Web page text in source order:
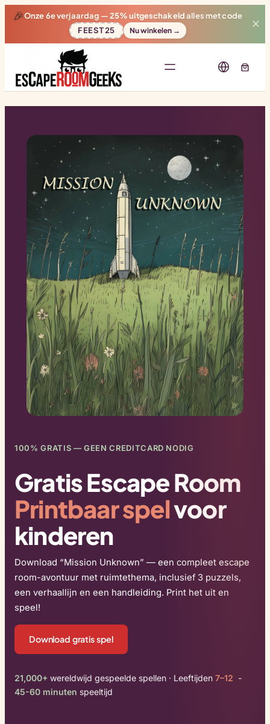
🎉Onze 6e verjaardag —25% uitgeschakeldalles met code
FEEST25
Nu winkelen →
✕
100% GRATIS — GEEN CREDITCARD NODIG
Gratis Escape Room
Printbaar spelvoor
kinderen
Download “Mission Unknown” — een compleet escape
room-avontuur met ruimtethema, inclusief 3 puzzels,
een verhaallijn en een handleiding. Print het uit en
speel!
Download gratis spel
21,000+ wereldwijd gespeelde spellen · Leeftijden 7–12 -
45-60 minuten speeltijd